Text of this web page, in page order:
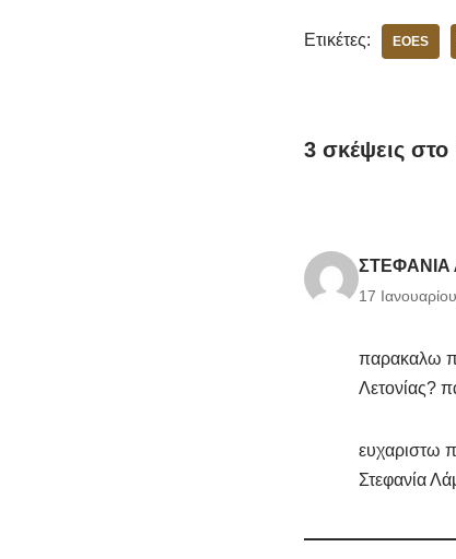
Ετικέτες: EOES
3 σκέψεις
17
παρακαλω
Λετονίας?
ευχαριστω
Στεφανία